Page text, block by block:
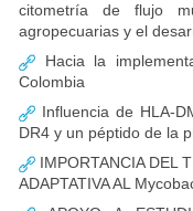
citometría de flujo
agropecuarias y el
Hacia la
Colombia
Influencia de HLA-
DR4 y un péptido de la
IMPORTANCIA DEL
ADAPTATIVA AL